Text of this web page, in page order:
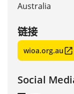
Australia
链接
wioa.org.au
Social